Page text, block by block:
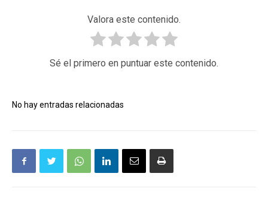
Valora este contenido.
Sé el primero en puntuar este contenido.
No hay entradas relacionadas